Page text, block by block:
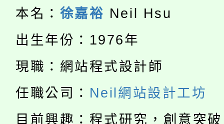
半價優惠，詳情可洽有
者。
份教師增能研習
大溪自造教育及科技中
份教師研習
淨零綠生活教案入校路
會
115年食農教育專業人
程
「本色祭」8/29、30在
場熱烈登場!
8/21下午1時於龍潭區
本名： 徐嘉裕 Neil Hsu
出生年份：1976年
現職：網站程式設計師
任職公司： Neil網站設計工坊
目前興趣：程式研究，創意突